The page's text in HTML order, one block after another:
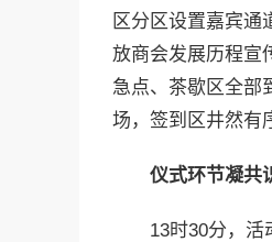
区分区设置嘉宾通
放商会发展历程宣
急点、茶歇区全部
场，签到区井然有
仪式环节凝共
13时30分，